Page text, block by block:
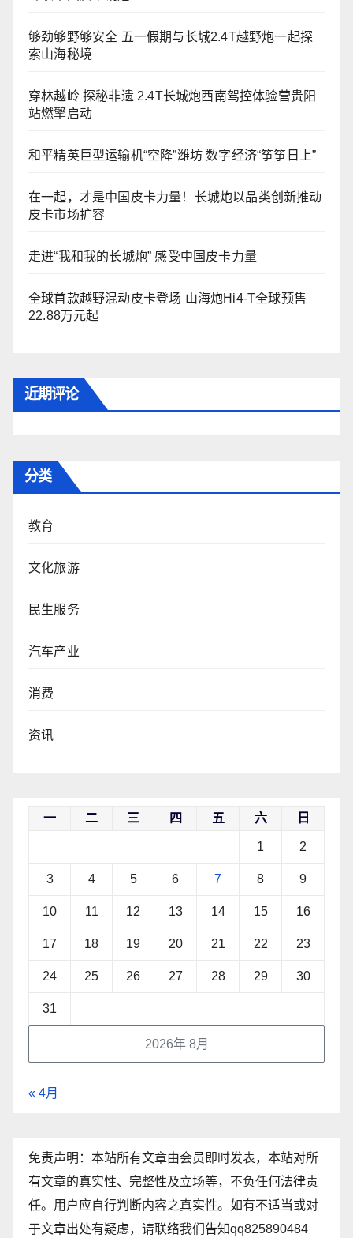
够劲够野够安全 五一假期与长城2.4T越野炮一起探
索山海秘境
穿林越岭 探秘非遗 2.4T长城炮西南驾控体验营贵阳
站燃擎启动
和平精英巨型运输机“空降”潍坊 数字经济“筝筝日上”
在一起，才是中国皮卡力量！长城炮以品类创新推动
皮卡市场扩容
走进“我和我的长城炮” 感受中国皮卡力量
全球首款越野混动皮卡登场 山海炮Hi4-T全球预售
22.88万元起
近期评论
分类
教育
文化旅游
民生服务
汽车产业
消费
资讯
2026年 8月
一 二 三 四 五 六 日
1 2
3 4 5 6 7 8 9
10 11 12 13 14 15 16
17 18 19 20 21 22 23
24 25 26 27 28 29 30
31
« 4月
免责声明：本站所有文章由会员即时发表，本站对所
有文章的真实性、完整性及立场等，不负任何法律责
任。用户应自行判断内容之真实性。如有不适当或对
于文章出处有疑虑，请联络我们告知qq825890484